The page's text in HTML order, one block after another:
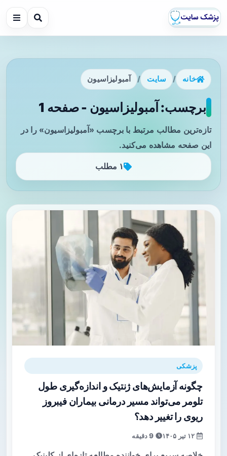
خانه / سایت / آمبولیزاسیون
برچسب: آمبولیزاسیون - صفحه 1
تازه‌ترین مطالب مرتبط با برچسب «آمبولیزاسیون» را در
این صفحه مشاهده می‌کنید.
۱ مطلب
پزشکی
چگونه آزمایش‌های ژنتیک و اندازه‌گیری طول
تلومر می‌تواند مسیر درمانی بیماران فیبروز
ریوی را تغییر دهد؟